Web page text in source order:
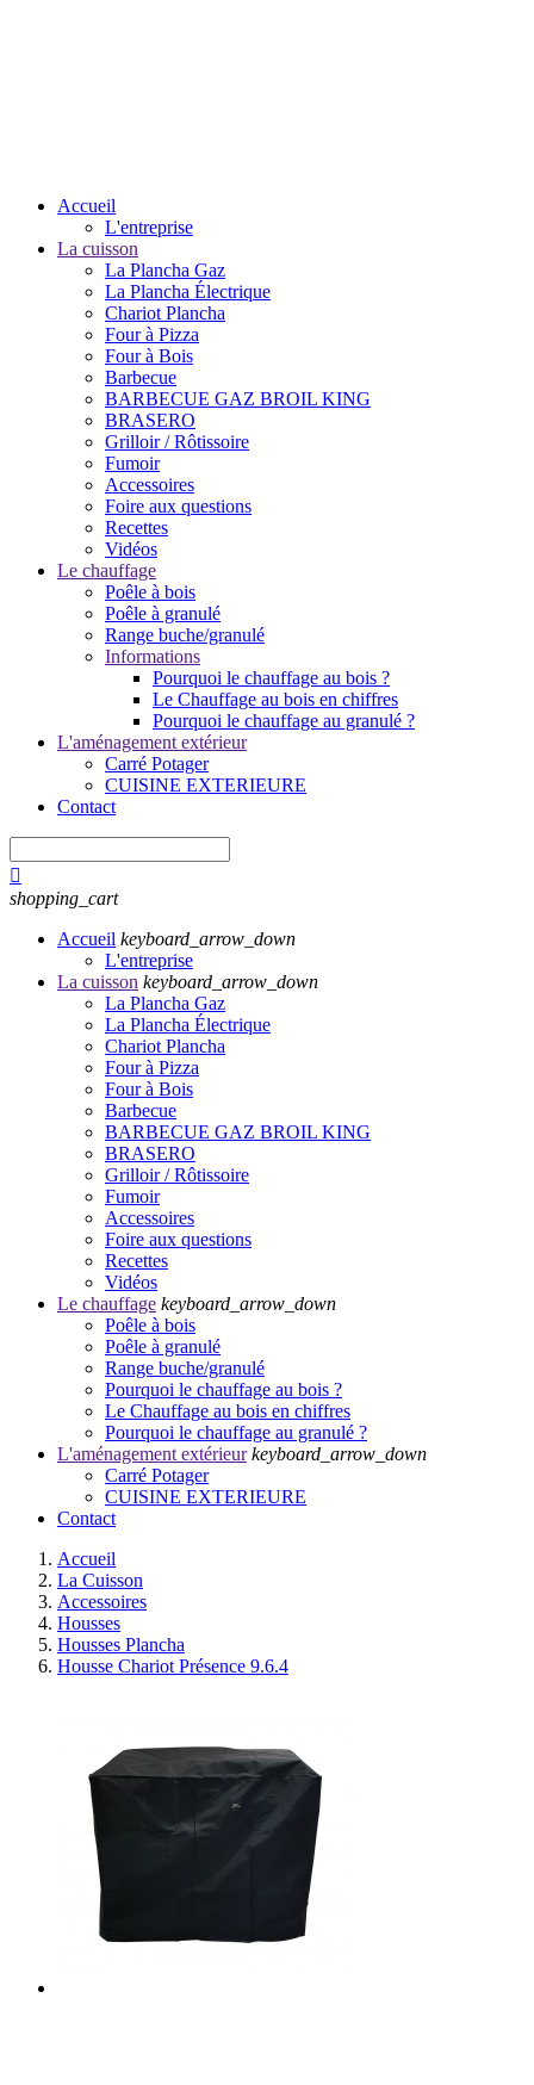
Accueil
L'entreprise
La cuisson
La Plancha Gaz
La Plancha Électrique
Chariot Plancha
Four à Pizza
Four à Bois
Barbecue
BARBECUE GAZ BROIL KING
BRASERO
Grilloir / Rôtissoire
Fumoir
Accessoires
Foire aux questions
Recettes
Vidéos
Le chauffage
Poêle à bois
Poêle à granulé
Range buche/granulé
Informations
Pourquoi le chauffage au bois ?
Le Chauffage au bois en chiffres
Pourquoi le chauffage au granulé ?
L'aménagement extérieur
Carré Potager
CUISINE EXTERIEURE
Contact

shopping_cart
Accueil keyboard_arrow_down
L'entreprise
La cuisson keyboard_arrow_down
La Plancha Gaz
La Plancha Électrique
Chariot Plancha
Four à Pizza
Four à Bois
Barbecue
BARBECUE GAZ BROIL KING
BRASERO
Grilloir / Rôtissoire
Fumoir
Accessoires
Foire aux questions
Recettes
Vidéos
Le chauffage keyboard_arrow_down
Poêle à bois
Poêle à granulé
Range buche/granulé
Pourquoi le chauffage au bois ?
Le Chauffage au bois en chiffres
Pourquoi le chauffage au granulé ?
L'aménagement extérieur keyboard_arrow_down
Carré Potager
CUISINE EXTERIEURE
Contact
Accueil
La Cuisson
Accessoires
Housses
Housses Plancha
Housse Chariot Présence 9.6.4